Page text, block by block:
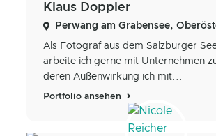
Klaus Doppler
Perwang am Grabensee,
Als Fotograf aus dem Salzburger
arbeite ich gerne mit Unternehmen
deren Außenwirkung ich mit...
Portfolio ansehen